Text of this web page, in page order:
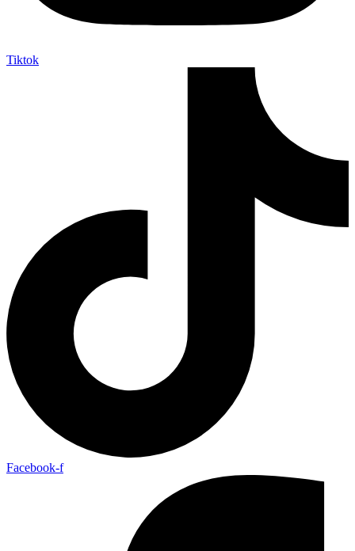
Tiktok
Facebook-f